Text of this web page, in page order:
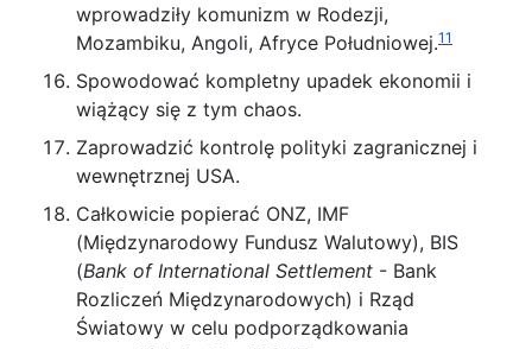
wprowadziły komunizm w Rodezji,
Mozambiku, Angoli, Afryce Południowej.11
Spowodować kompletny upadek ekonomii i
wiążący się z tym chaos.
Zaprowadzić kontrolę polityki zagranicznej i
wewnętrznej USA.
Całkowicie popierać ONZ, IMF
(Międzynarodowy Fundusz Walutowy), BIS
(Bank of International Settlement - Bank
Rozliczeń Międzynarodowych) i Rząd
Światowy w celu podporządkowania